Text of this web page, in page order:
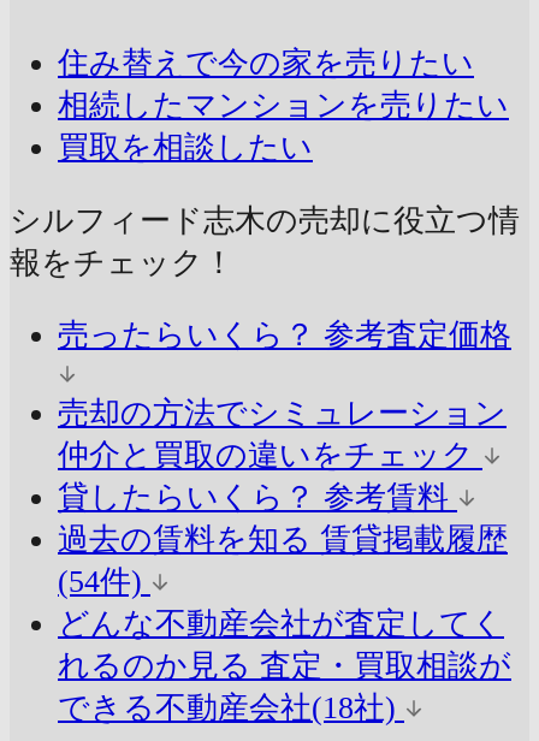
住み替えで今の家を売りたい
相続したマンションを売りたい
買取を相談したい
シルフィード志木の売却に役立つ情
報をチェック！
売ったらいくら？ 参考査定価格
売却の方法でシミュレーション
仲介と買取の違いをチェック
貸したらいくら？ 参考賃料
過去の賃料を知る 賃貸掲載履歴
(54件)
どんな不動産会社が査定してく
れるのか見る 査定・買取相談が
できる不動産会社(18社)